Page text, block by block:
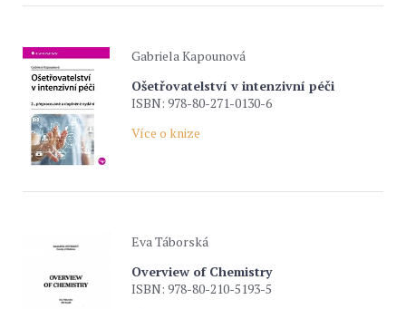
Gabriela Kapounová
Ošetřovatelství v intenzivní péči
ISBN: 978-80-271-0130-6
Více o knize
Eva Táborská
Overview of Chemistry
ISBN: 978-80-210-5193-5